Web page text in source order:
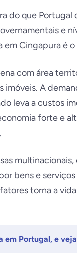
do que
e
Cingapura é o
com área
A
leva a custos
forte e
bens e
torna a
em Portugal, e